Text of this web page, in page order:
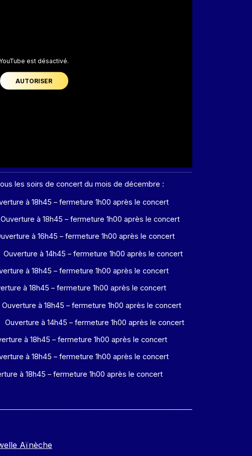
YouTube est désactivé.
AUTORISER
les soirs de concert du mois de décembre :
à 18h45 – fermeture 1h00 après le concert
à 18h45 – fermeture 1h00 après le concert
à 16h45 – fermeture 1h00 après le concert
à 14h45 – fermeture 1h00 après le concert
à 18h45 – fermeture 1h00 après le concert
à 18h45 – fermeture 1h00 après le concert
à 18h45 – fermeture 1h00 après le concert
à 14h45 – fermeture 1h00 après le concert
à 18h45 – fermeture 1h00 après le concert
à 18h45 – fermeture 1h00 après le concert
à 18h45 – fermeture 1h00 après le concert
Aïnèche